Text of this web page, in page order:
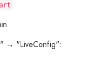
→ "LiveConfig":